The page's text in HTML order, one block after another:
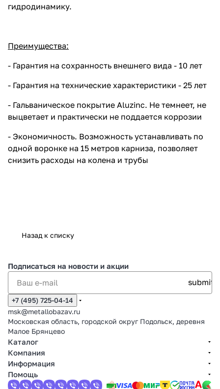
гидродинамику.
Преимущества:
- Гарантия на сохранность внешнего вида - 10 лет
- Гарантия на технические характеристики - 25 лет
- Гальваническое покрытие Aluzinc. Не темнеет, не
выцветает и практически не поддается коррозии
- Экономичность. Возможность устанавливать по
одной воронке на 15 метров карниза, позволяет
снизить расходы на колена и трубы
Назад к списку
Подписаться на новости и акции
+7 (495) 725-04-14
msk@metallobazav.ru
Московская область, городской округ Подольск, деревня
Малое Брянцево
Каталог
Компания
Информация
Помощь